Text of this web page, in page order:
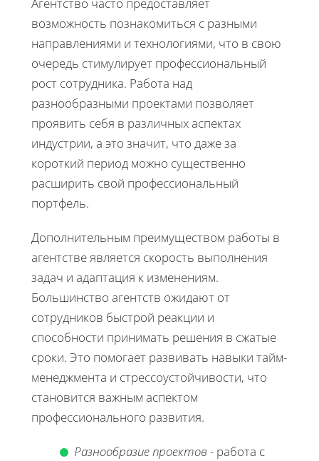
Агентство часто предоставляет
возможность познакомиться с разными
направлениями и технологиями, что в свою
очередь стимулирует профессиональный
рост сотрудника. Работа над
разнообразными проектами позволяет
проявить себя в различных аспектах
индустрии, а это значит, что даже за
короткий период можно существенно
расширить свой профессиональный
портфель.
Дополнительным преимуществом работы в
агентстве является скорость выполнения
задач и адаптация к изменениям.
Большинство агентств ожидают от
сотрудников быстрой реакции и
способности принимать решения в сжатые
сроки. Это помогает развивать навыки тайм-
менеджмента и стрессоустойчивости, что
становится важным аспектом
профессионального развития.
Разнообразие проектов - работа с